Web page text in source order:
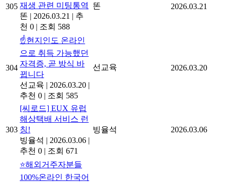
305 재생 관련 미팅통역
똔 | 2026.03.21 | 추
천 0 | 조회 588
똔 2026.03.21
304
☝️현지인도 온라인
으로 취득 가능했던
자격증, 곧 방식 바
뀝니다
선교육 | 2026.03.20 |
추천 0 | 조회 585
선교육 2026.03.20
303
[씨로드] EUX 유럽
해상택배 서비스 런
칭!
빙율석 | 2026.03.06 |
추천 0 | 조회 671
빙율석 2026.03.06
⭐해외거주자분들
100%온라인 한국어